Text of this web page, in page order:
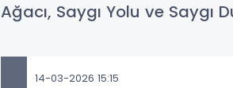
Ağacı, Saygı Yolu ve Saygı
14-03-2026 15:15